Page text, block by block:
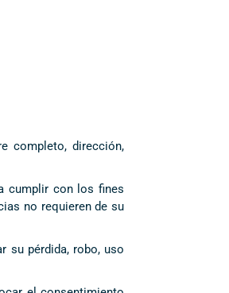
completo, dirección,
cumplir con los fines
no requieren de su
su pérdida, robo, uso